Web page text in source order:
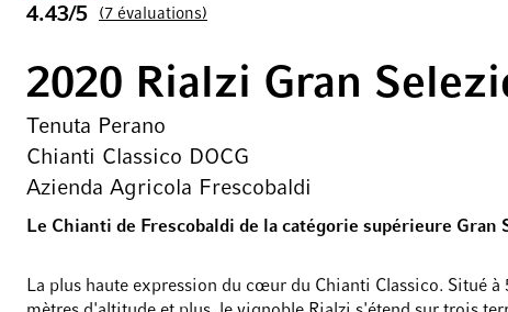
4.43/5 7 évaluations
2020 Rialzi Gran
Tenuta Perano
Chianti Classico DOCG
Azienda Agricola Frescobaldi
Le Chianti de Frescobaldi de la catégorie supérieure Gran
La plus haute expression du cœur du Chianti Classico. Situé à